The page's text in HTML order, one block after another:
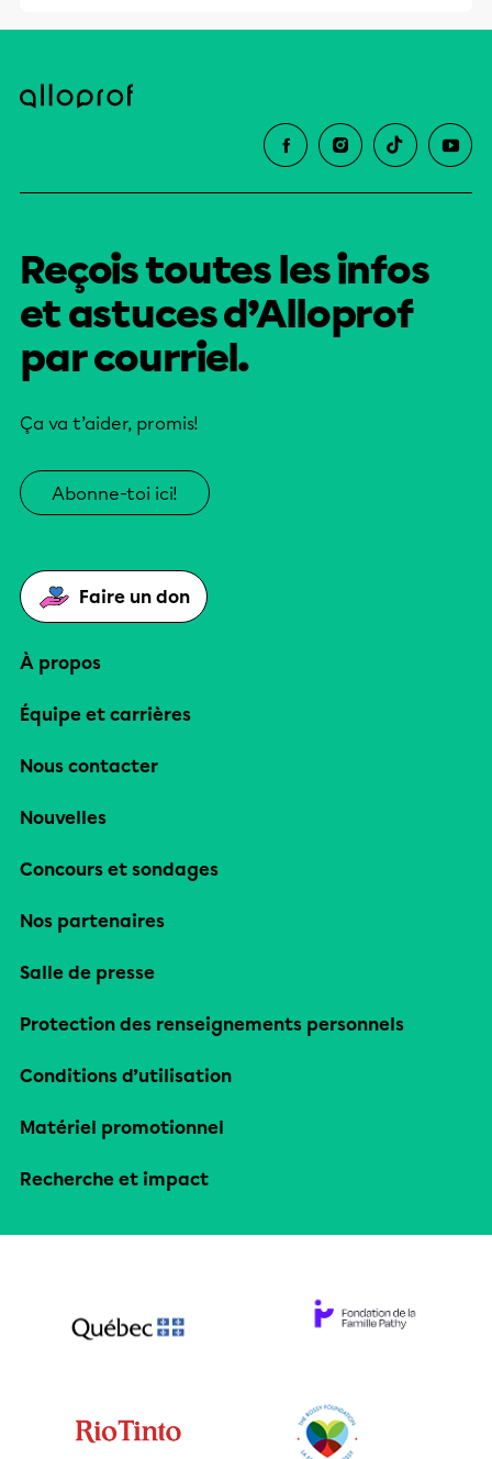
Reçois toutes les infos
et astuces d’Alloprof
par courriel.
Ça va t’aider, promis!
Abonne-toi ici!
Faire un don
À propos
Équipe et carrières
Nous contacter
Nouvelles
Concours et sondages
Nos partenaires
Salle de presse
Protection des renseignements personnels
Conditions d’utilisation
Matériel promotionnel
Recherche et impact